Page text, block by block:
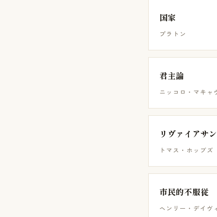
国家
プラトン
君主論
ニッコロ・マキャ
リヴァイアサン
トマス・ホッブズ
市民的不服従
ヘンリー・デイヴ